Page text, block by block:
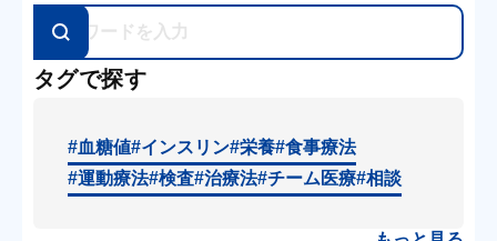
タグで探す
#血糖値#インスリン#栄養#食事療法
#運動療法#検査#治療法#チーム医療#相談